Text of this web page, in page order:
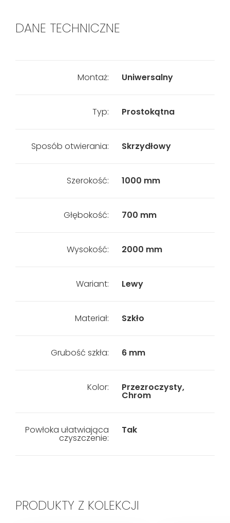
DANE TECHNICZNE
Montaż: Uniwersalny
Typ: Prostokątna
Sposób otwierania: Skrzydłowy
Szerokość: 1000 mm
Głębokość: 700 mm
Wysokość: 2000 mm
Wariant: Lewy
Materiał: Szkło
Grubość szkła: 6 mm
Kolor: Przezroczysty,
Chrom
Powłoka ułatwiająca
czyszczenie:
Tak
PRODUKTY Z KOLEKCJI